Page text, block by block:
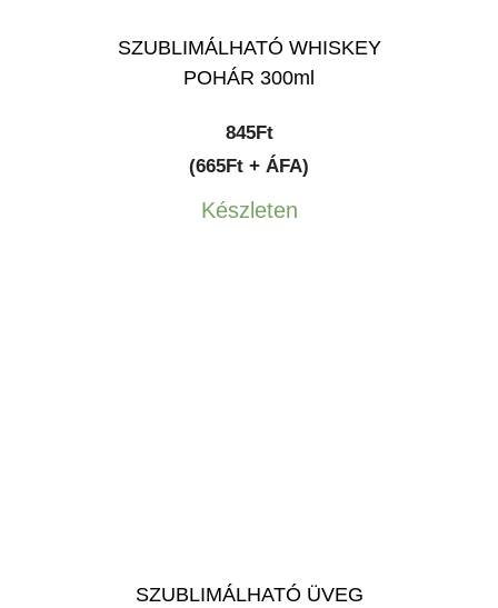
SZUBLIMÁLHATÓ WHISKEY
POHÁR 300ml
845Ft
(665Ft + ÁFA)
Készleten
SZUBLIMÁLHATÓ ÜVEG